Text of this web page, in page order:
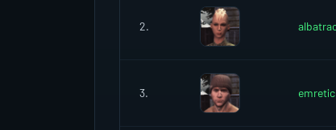
2.
3. emretic